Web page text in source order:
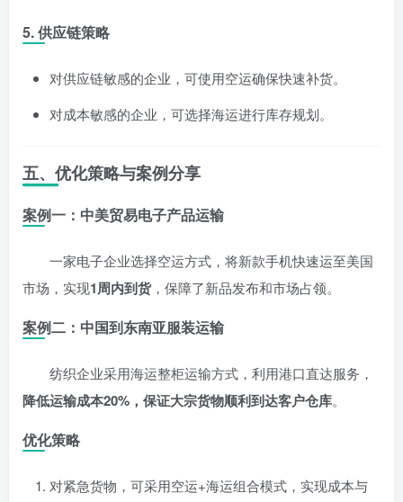
5. 供应链策略
对供应链敏感的企业，可使用空运确保快速补货。
对成本敏感的企业，可选择海运进行库存规划。
五、优化策略与案例分享
案例一：中美贸易电子产品运输
一家电子企业选择空运方式，将新款手机快速运至美国
市场，实现1周内到货，保障了新品发布和市场占领。
案例二：中国到东南亚服装运输
纺织企业采用海运整柜运输方式，利用港口直达服务，
降低运输成本20%，保证大宗货物顺利到达客户仓库。
优化策略
对紧急货物，可采用空运+海运组合模式，实现成本与